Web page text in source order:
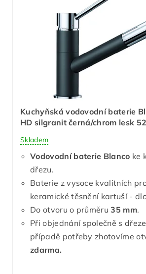
Kuchyňská vodovodní baterie
HD silgranit černá/chrom lesk
Skladem
Vodovodní baterie Blanco ke
dřezu.
Baterie z vysoce kvalitních
keramické těsnění kartuší -
Do otvoru o průměru35 mm.
Při objednání společně s
případě potřeby zhotovíme
zdarma.